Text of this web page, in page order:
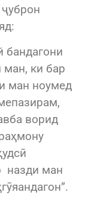
бандагони
ман, ки бар
ман ноумед
ворид
назди ман